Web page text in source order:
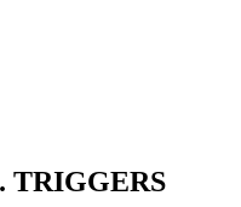
TRIGGERS